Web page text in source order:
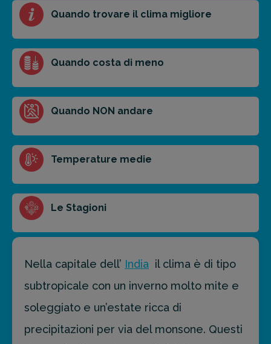
Riassunto dell'articolo
Scegli il formato del riassunto
Breve Medio Punti chiave
prossima destinazione di viaggio.
FAI PREVENTIVO
Quando trovare il clima migliore
Quando costa di meno
Quando NON andare
Temperature medie
Le Stagioni
Nella capitale dell’ India il clima è di tipo
subtropicale con un inverno molto mite e
soleggiato e un’estate ricca di
precipitazioni per via del monsone. Questi